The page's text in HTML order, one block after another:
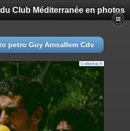
Club Méditerranée en photos
petro Guy Amsallem Cdv